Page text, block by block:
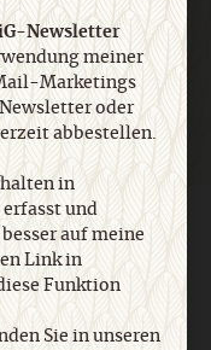
Jetzt anmelden
Barrierefreiheit
kündigen
Newsletter
meiner
Marketings
oder
abbestellen.
in
und
auf meine
Link in
Funktion
Sie in unseren